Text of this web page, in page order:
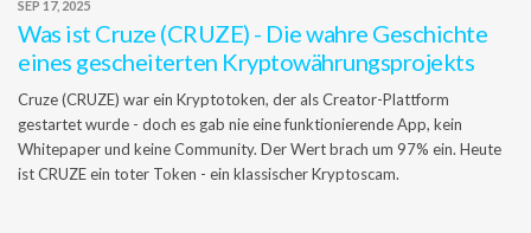
SEP 17, 2025
Was ist Cruze (CRUZE) - Die wahre Geschichte
eines gescheiterten Kryptowährungsprojekts
Cruze (CRUZE) war ein Kryptotoken, der als Creator-Plattform
gestartet wurde - doch es gab nie eine funktionierende App, kein
Whitepaper und keine Community. Der Wert brach um 97% ein. Heute
ist CRUZE ein toter Token - ein klassischer Kryptoscam.